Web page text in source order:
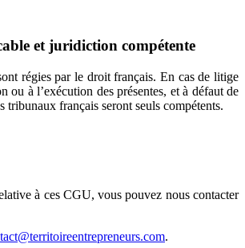
et juridiction compétente
régies par le droit français. En cas de litige
ou à l’exécution des présentes, et à défaut de
tribunaux français seront seuls compétents.
à ces CGU, vous pouvez nous contacter
.